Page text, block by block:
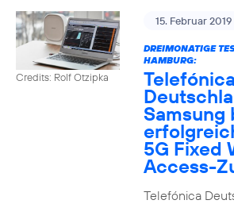
Credits: Rolf Otzipka
15. Februar 2019
DREIMONATIGE
HAMBURG:
Telefónica
Samsung
5G Fixed
Access-
Telefónica